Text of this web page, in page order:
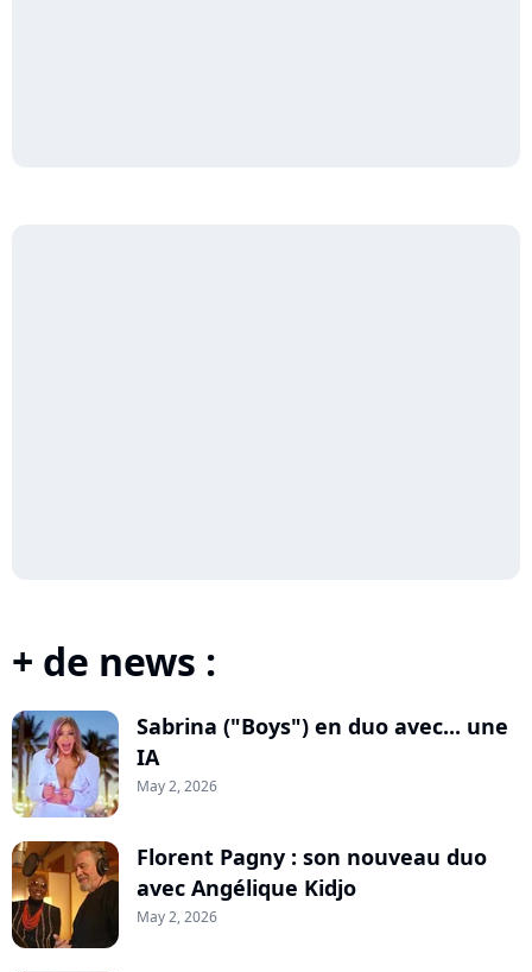
+ de news :
Sabrina ("Boys") en duo avec... une
IA
May 2, 2026
Florent Pagny : son nouveau duo
avec Angélique Kidjo
May 2, 2026